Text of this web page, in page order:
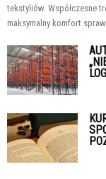
tekstyliów. Współczesne
maksymalny komfort